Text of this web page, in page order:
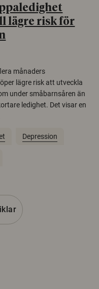
lägre risk för
månaders
lägre risk att utveckla
under småbarnsåren än
ledighet. Det visar en
Depression